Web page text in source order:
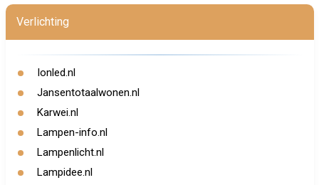
Verlichting
Ionled.nl
Jansentotaalwonen.nl
Karwei.nl
Lampen-info.nl
Lampenlicht.nl
Lampidee.nl